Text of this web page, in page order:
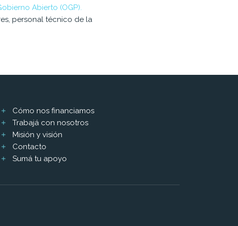
Abierto (OGP).
personal técnico de la
Cómo nos financiamos
Trabajá con nosotros
Misión y visión
Contacto
Sumá tu apoyo